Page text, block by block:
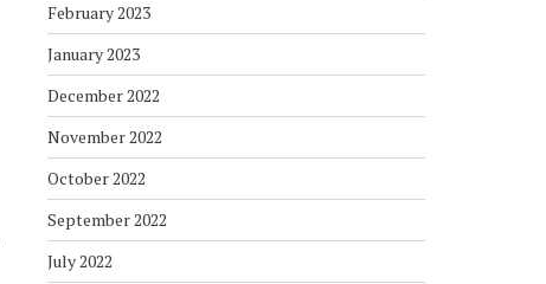
February 2023
January 2023
December 2022
November 2022
October 2022
September 2022
July 2022